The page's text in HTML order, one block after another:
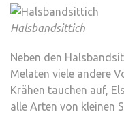
Halsbandsittich
Neben den
Melaten viele andere
Krähen tauchen auf,
alle Arten von kleinen